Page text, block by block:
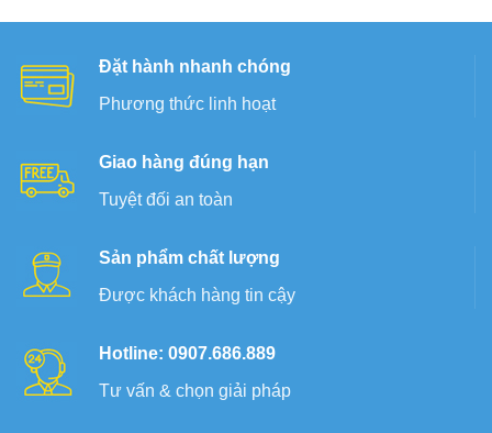
Đặt hành nhanh chóng
Phương thức linh hoạt
Giao hàng đúng hạn
Tuyệt đối an toàn
Sản phẩm chất lượng
Được khách hàng tin cậy
Hotline: 0907.686.889
Tư vấn & chọn giải pháp